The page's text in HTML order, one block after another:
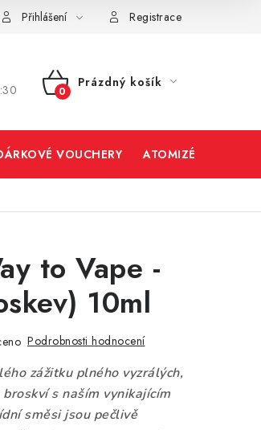
Přihlášení Registrace
NÁKUPNÍ
Prázdný košík
VOUCHERY ATOMIZÉRY A
to Vape -
10ml
Podrobnosti hodnocení
zážitku plného vyzrálých,
s naším vynikajícím
směsi jsou pečlivě